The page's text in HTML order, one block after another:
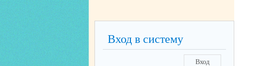
Вход в систему
Вход